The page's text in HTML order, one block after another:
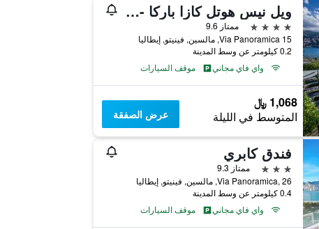
ويل نيس هوتل كازا باركا - للبالغين فقط
4 نجوم
ممتاز 9.6
Via Panoramica 15, مالسين, فينيتو, إيطاليا
0.2 كيلومتر عن وسط المدينة
واي فاي مجاني
موقف السيارات
1,068 ﷼
المتوسط في الليلة عرض الصفقة
فندق كابري
3 نجوم
ممتاز 9.3
Via Panoramica, 26, مالسين, فينيتو, إيطاليا
0.4 كيلومتر عن وسط المدينة
واي فاي مجاني
موقف السيارات